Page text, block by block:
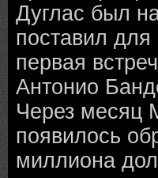
Дуглас был
поставил
первая
Антонио
Через месяц
появилось
миллиона